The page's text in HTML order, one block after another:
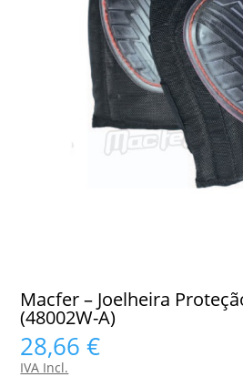
Macfer – Joelheira
(48002W-A)
28,66€
IVA Incl.